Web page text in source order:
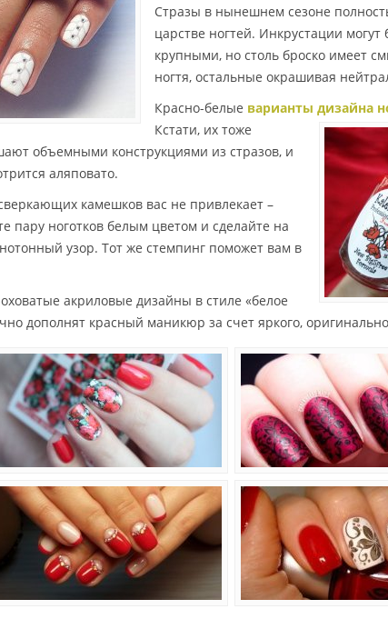
Стразы в нынешнем сезоне
царстве ногтей. Инкрустации
крупными, но столь броско имеет
ногтя, остальные окрашивая
Красно-белые варианты дизайна
Кстати, их тоже
объемными конструкциями из стразов, и
аляповато.
камешков вас не привлекает –
пару ноготков белым цветом и сделайте на
узор. Тот же стемпинг поможет вам в
акриловые дизайны в стиле «белое
дополнят красный маникюр за счет яркого,